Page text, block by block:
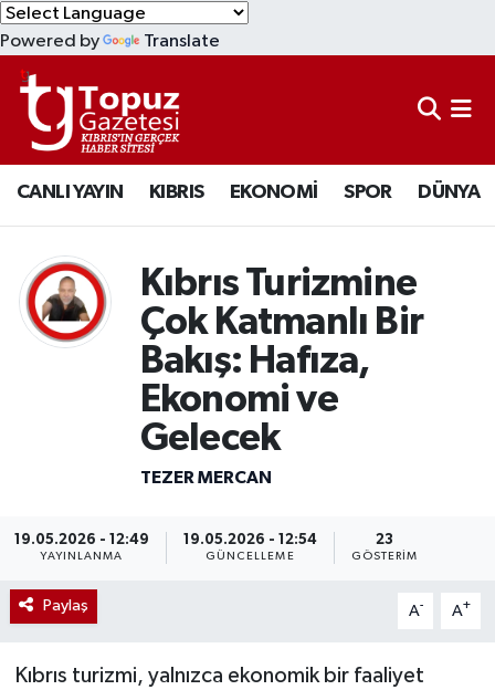
Powered by Translate
CANLI YAYIN KIBRIS EKONOMİ SPOR DÜNYA
Kıbrıs Turizmine
Çok Katmanlı Bir
Bakış: Hafıza,
Ekonomi ve
Gelecek
TEZER MERCAN
19.05.2026 - 12:49
YAYINLANMA
19.05.2026 - 12:54
GÜNCELLEME
23
GÖSTERIM
Paylaş A- A+
Kıbrıs turizmi, yalnızca ekonomik bir faaliyet
KIBRIS
DÜNYA
EKONOMİ
MAGAZİN
SAĞLIK
TEKNOLOJİ
Lefkoşa Nöbetçi Eczaneler
Lefkoşa Hava Durumu
Lefkoşa Trafik Yoğunluk Haritası
Süper Lig Puan Durumu ve Fikstür
Tüm Manşetler
Son Dakika Haberleri
Haber Arşivi